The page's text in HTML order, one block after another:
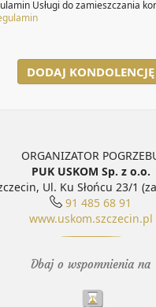
Usługi do zamieszczania
DODAJ KONDOLENCJĘ
ORGANIZATOR
PUK USKOM Sp. z o.o.
Ul. Ku Słońcu 23/1
91 485 68 91
www.uskom.szczecin.pl
Dbaj o wspomnienia na